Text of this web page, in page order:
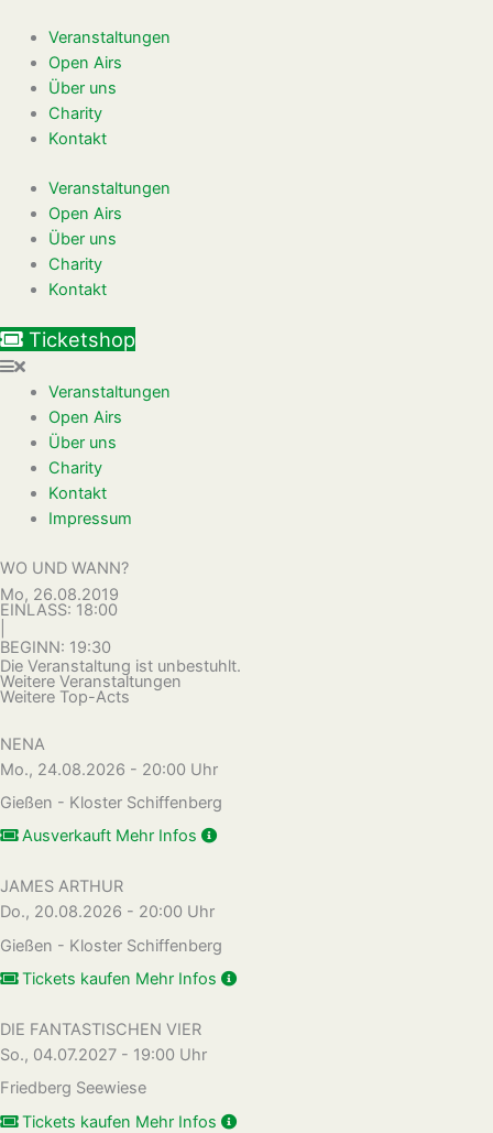
Inhalt
springen
Veranstaltungen
Open Airs
Über uns
Charity
Kontakt
Veranstaltungen
Open Airs
Über uns
Charity
Kontakt
Ticketshop
Veranstaltungen
Open Airs
Über uns
Charity
Kontakt
Impressum
WO UND WANN?
Mo, 26.08.2019
EINLASS: 18:00
BEGINN: 19:30
Die Veranstaltung ist unbestuhlt.
Weitere Veranstaltungen
Weitere Top-Acts
NENA
Mo., 24.08.2026 - 20:00 Uhr
Gießen - Kloster Schiffenberg
Ausverkauft Mehr Infos
JAMES ARTHUR
Do., 20.08.2026 - 20:00 Uhr
Gießen - Kloster Schiffenberg
Tickets kaufen Mehr Infos
DIE FANTASTISCHEN VIER
So., 04.07.2027 - 19:00 Uhr
Friedberg Seewiese
Tickets kaufen Mehr Infos